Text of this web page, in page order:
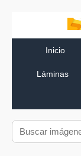
Inicio
Láminas